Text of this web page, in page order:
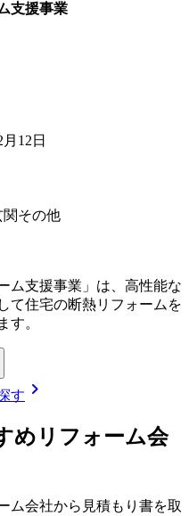
支援事業
12日
関その他
ム支援事業」は、高性能な
て住宅の断熱リフォームを
す。
す chevron_right
めリフォーム会
ム会社から見積もり書を取